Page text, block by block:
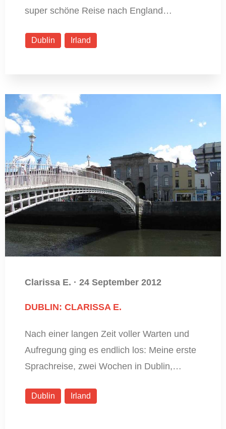
super schöne Reise nach England…
Dublin Irland
Clarissa E. · 24 September 2012
DUBLIN: CLARISSA E.
Nach einer langen Zeit voller Warten und
Aufregung ging es endlich los: Meine erste
Sprachreise, zwei Wochen in Dublin,…
Dublin Irland